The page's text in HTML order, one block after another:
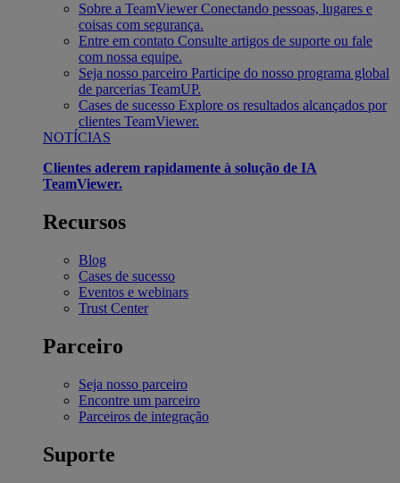
Sobre a TeamViewer Conectando pessoas, lugares e
coisas com segurança.
Entre em contato Consulte artigos de suporte ou fale
com nossa equipe.
Seja nosso parceiro Participe do nosso programa global
de parcerias TeamUP.
Cases de sucesso Explore os resultados alcançados por
clientes TeamViewer.
NOTÍCIAS
Clientes aderem rapidamente à solução de IA
TeamViewer.
Recursos
Blog
Cases de sucesso
Eventos e webinars
Trust Center
Parceiro
Seja nosso parceiro
Encontre um parceiro
Parceiros de integração
Suporte